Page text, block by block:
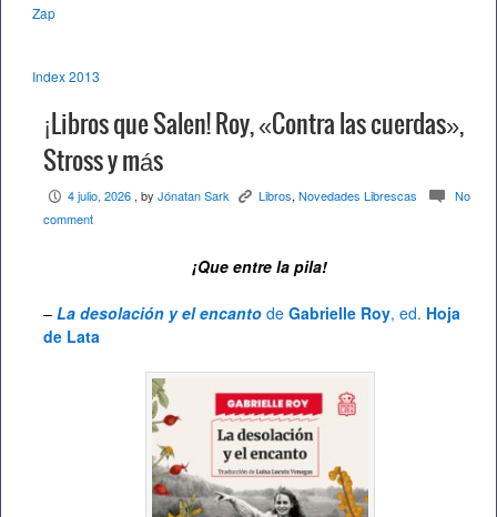
Zap
Index 2013
¡Libros que Salen! Roy, «Contra las cuerdas»,
Stross y más
P 4 julio, 2026 , by Jónatan Sark K Libros,Novedades Librescas c No
comment
¡Que entre la pila!
– La desolación y el encanto de Gabrielle Roy, ed. Hoja
de Lata